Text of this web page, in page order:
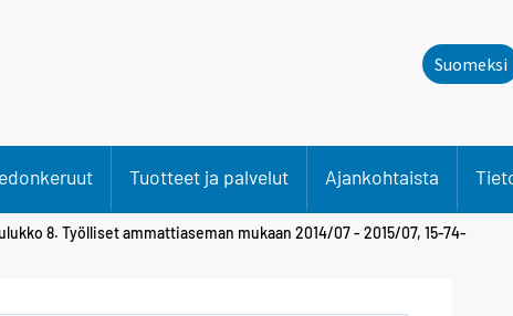
Suomeksi
Tuotteet ja palvelut Ajankohtaista
8. Työlliset ammattiaseman mukaan 2014/07 - 2015/07, 15-74-